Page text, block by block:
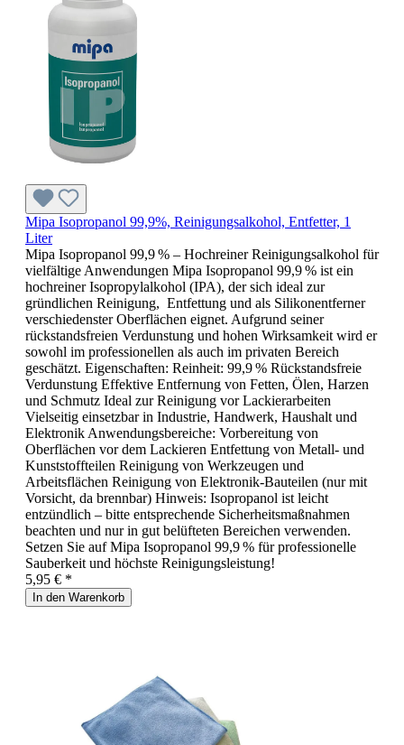
Mipa Isopropanol 99,9%, Reinigungsalkohol, Entfetter, 1
Liter
Mipa Isopropanol 99,9 % – Hochreiner Reinigungsalkohol für
vielfältige Anwendungen Mipa Isopropanol 99,9 % ist ein
hochreiner Isopropylalkohol (IPA), der sich ideal zur
gründlichen Reinigung, Entfettung und als Silikonentferner
verschiedenster Oberflächen eignet. Aufgrund seiner
rückstandsfreien Verdunstung und hohen Wirksamkeit wird er
sowohl im professionellen als auch im privaten Bereich
geschätzt. Eigenschaften: Reinheit: 99,9 % Rückstandsfreie
Verdunstung Effektive Entfernung von Fetten, Ölen, Harzen
und Schmutz Ideal zur Reinigung vor Lackierarbeiten
Vielseitig einsetzbar in Industrie, Handwerk, Haushalt und
Elektronik Anwendungsbereiche: Vorbereitung von
Oberflächen vor dem Lackieren Entfettung von Metall- und
Kunststoffteilen Reinigung von Werkzeugen und
Arbeitsflächen Reinigung von Elektronik-Bauteilen (nur mit
Vorsicht, da brennbar) Hinweis: Isopropanol ist leicht
entzündlich – bitte entsprechende Sicherheitsmaßnahmen
beachten und nur in gut belüfteten Bereichen verwenden.
Setzen Sie auf Mipa Isopropanol 99,9 % für professionelle
Sauberkeit und höchste Reinigungsleistung!
5,95 € *
In den Warenkorb